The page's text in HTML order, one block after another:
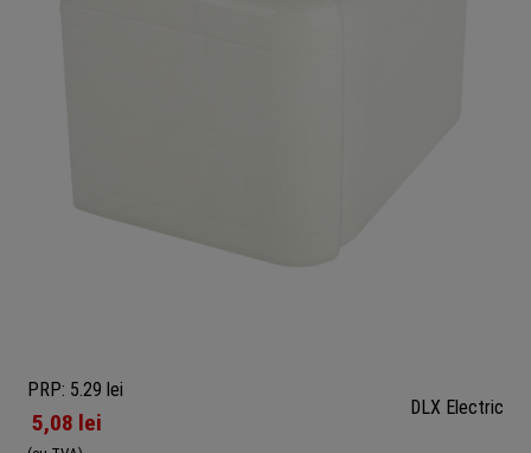
PRP: 5.29 lei
5,08 lei
DLX Electric